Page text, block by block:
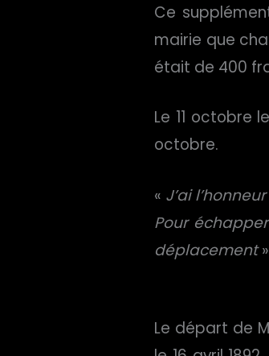
Ce
mairie que
était de 400
Le 11 octobre
octobre.
« J’ai
Pour
déplacement
Le départ de